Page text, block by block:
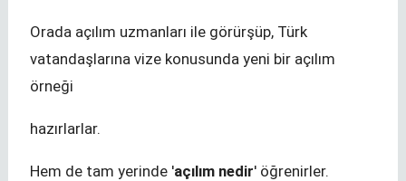
Orada açılım uzmanları ile görürşüp, Türk
vatandaşlarına vize konusunda yeni bir açılım
örneği
hazırlarlar.
Hem de tam yerinde 'açılım nedir' öğrenirler.